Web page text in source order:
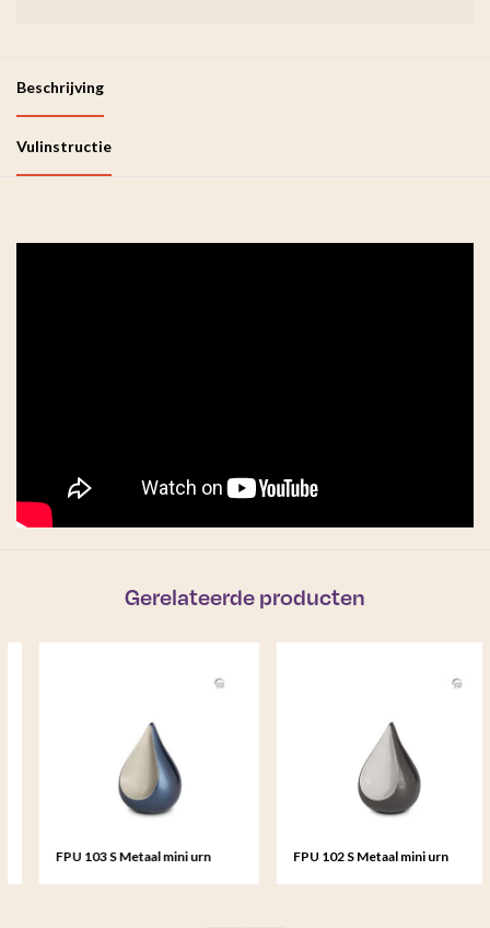
Beschrijving
Vulinstructie
Gerelateerde producten
FPU 103 S Metaal mini urn
FPU 102 S Metaal mini urn